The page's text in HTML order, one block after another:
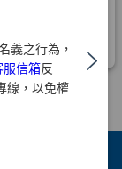
義之行為，
服信箱反
線，以免權